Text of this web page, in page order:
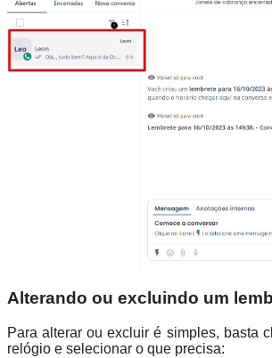
Alterando ou excluindo um
Para alterar ou excluir é simples, basta
relógio e selecionar o que precisa: